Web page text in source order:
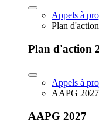
Appels à
Plan
Plan d'action
Appels à
AAPG 2027
AAPG 2027